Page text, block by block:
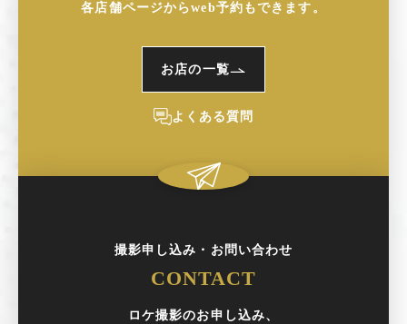
各店舗ページからweb予約もできます。
お店の一覧
よくある質問
撮影申し込み・お問い合わせ
CONTACT
ロケ撮影のお申し込み、